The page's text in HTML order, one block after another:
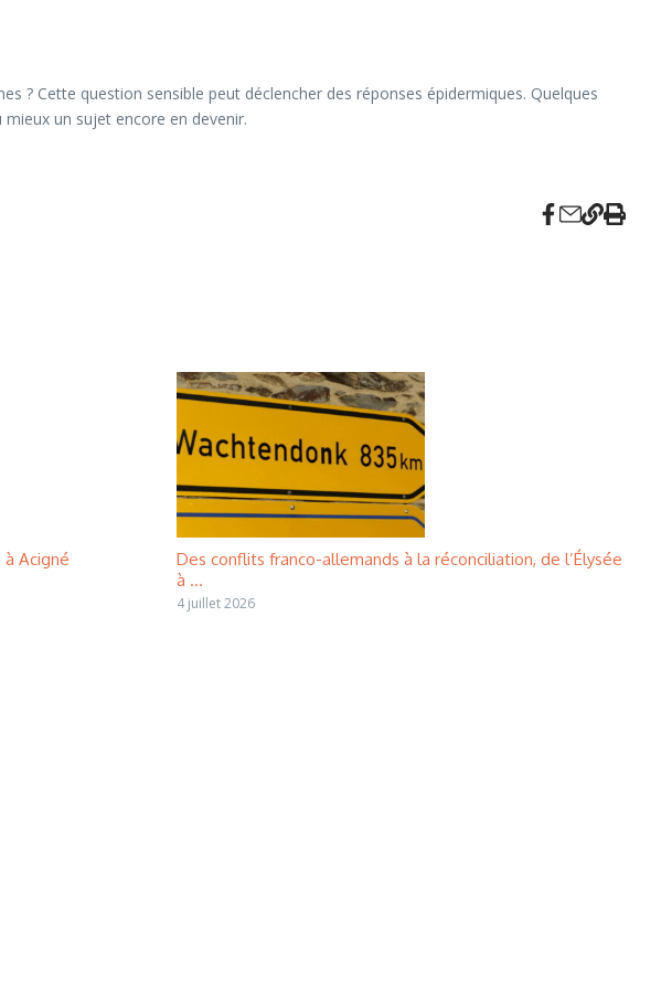
? Cette question sensible peut déclencher des réponses épidermiques. Quelques
un sujet encore en devenir.
Acigné
Des conflits franco-allemands à la réconciliation, de l’Élysée
à ...
4 juillet 2026